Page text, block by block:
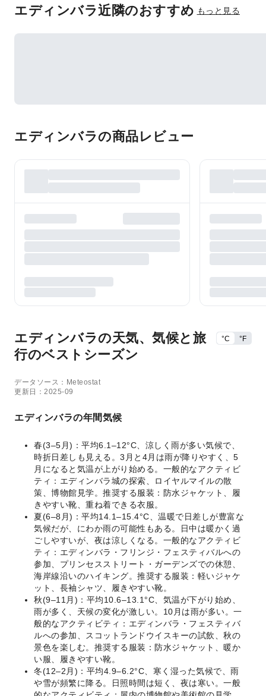
エディンバラ近隣のおすすめ もっと見る
エディンバラの商品レビュー
エディンバラの天気、気候と旅
行のベストシーズン
°C °F
データソース：Meteostat
更新日：2025-09
エディンバラの年間気候
春(3–5月)：平均6.1–12°C、涼しく雨が多い気候で、
時折日差しも見える。3月と4月は雨が降りやすく、5
月になると気温が上がり始める。一般的なアクティビ
ティ：エディンバラ城の探索、ロイヤルマイルの散
策、博物館見学。推奨する服装：防水ジャケット、履
きやすい靴、重ね着できる衣服。
夏(6–8月)：平均14.1–15.4°C、温暖で日差しが豊富な
気候だが、にわか雨の可能性もある。日中は暖かく過
ごしやすいが、夜は涼しくなる。一般的なアクティビ
ティ：エディンバラ・フリンジ・フェスティバルへの
参加、プリンセスストリート・ガーデンズでの休憩、
海岸線沿いのハイキング。推奨する服装：軽いジャケ
ット、長袖シャツ、履きやすい靴。
秋(9–11月)：平均10.6–13.1°C、気温が下がり始め、
雨が多く、天候の変化が激しい。10月は雨が多い。一
般的なアクティビティ：エディンバラ・フェスティバ
ルへの参加、スコットランドウイスキーの試飲、秋の
景色を楽しむ。推奨する服装：防水ジャケット、暖か
い服、履きやすい靴。
冬(12–2月)：平均4.9–6.2°C、寒く湿った気候で、雨
や雪が頻繁に降る。日照時間は短く、夜は寒い。一般